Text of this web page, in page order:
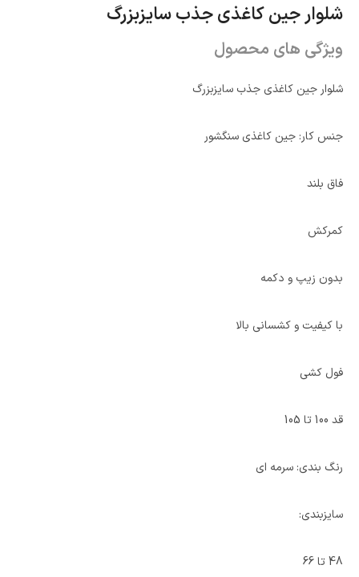
شلوار جین کاغذی جذب سایزبزرگ
ویژگی های محصول
شلوار جین کاغذی جذب سایزبزرگ
جنس کار: جین کاغذی سنگشور
فاق بلند
کمرکش
بدون زیپ و دکمه
با کیفیت و کشسانی بالا
فول کشی
قد 100 تا 105
رنگ بندی: سرمه ای
سایزبندی:
48 تا 66